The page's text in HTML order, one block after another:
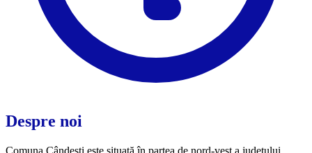
Despre noi
Comuna Cândești este situată în partea de nord-vest a județului